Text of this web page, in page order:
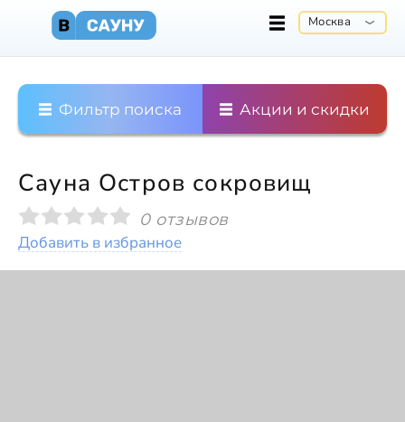
Москва
Фильтр поиска Акции и скидки
Сауна Остров сокровищ
0 отзывов
Добавить в избранное